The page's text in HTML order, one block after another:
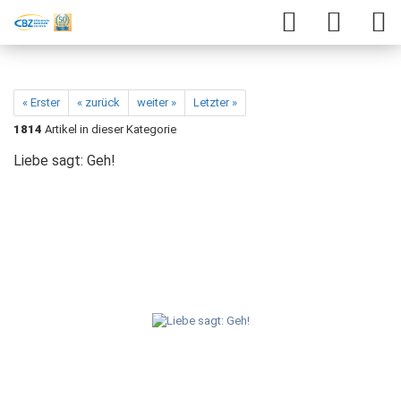
« Erster « zurück weiter »
Letzter »
1814 Artikel in dieser Kategorie
Liebe sagt: Geh!